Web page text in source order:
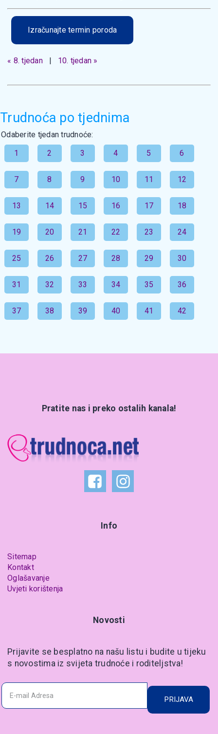
Izračunajte termin poroda
« 8. tjedan| 10. tjedan »
Trudnoća po tjednima
Odaberite tjedan trudnoće:
1
2 3 4 5 6
7 8 9 10 11 12
13 14 15 16 17 18
19 20 21 22 23 24
25 26 27 28 29 30
31 32 33 34 35 36
37 38 39 40 41 42
Pratite nas i preko ostalih kanala!
Info
Sitemap
Kontakt
Oglašavanje
Uvjeti korištenja
Novosti
Prijavite se besplatno na našu listu i budite u tijeku
s novostima iz svijeta trudnoće i roditeljstva!
PRIJAVA